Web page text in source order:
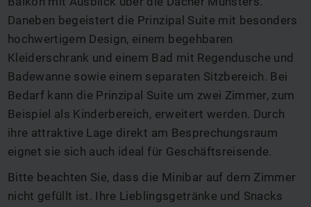
Daneben begeistert die Prinzipal Suite mit besonders
hochwertigem Design, einem begehbaren
Kleiderschrank und einem Bad mit Regendusche und
Badewanne sowie einem separaten Sitzbereich. Bei
Bedarf kann die Prinzipal Suite um zwei Zimmer, zum
Beispiel als Kinderbereich, erweitert werden. Durch
ihre attraktive Lage direkt am Besprechungsraum
eignet sie sich auch ideal für Geschäftsreisende.
Bitte beachten Sie, dass die Minibar auf dem Zimmer
nicht gefüllt ist. Ihre Lieblingsgetränke und Snacks